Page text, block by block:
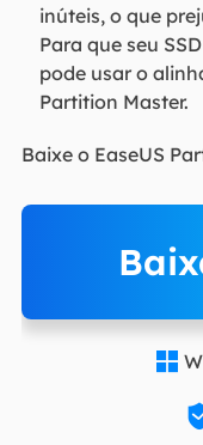
inúteis, o que
Para que seu
pode usar o
Partition Master.
Baixe o EaseUS
